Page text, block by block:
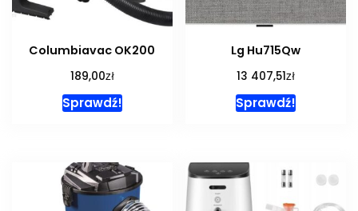
Columbiavac OK200
189,00zł
Sprawdź!
Lg Hu715Qw
13 407,51zł
Sprawdź!